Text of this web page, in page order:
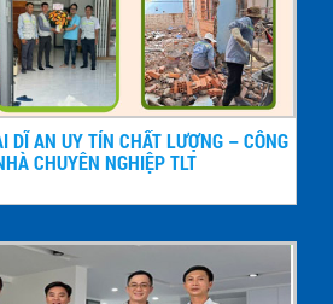
DĨ AN UY TÍN CHẤT LƯỢNG – CÔNG
CHUYÊN NGHIỆP TLT